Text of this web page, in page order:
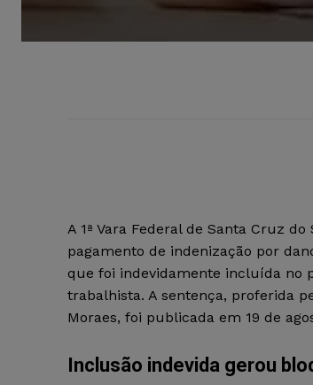
A 1ª Vara Federal de Santa Cruz
pagamento de indenização por
que foi indevidamente incluída no
trabalhista. A sentença, proferida
Moraes, foi publicada em 19 de
Inclusão indevida gerou